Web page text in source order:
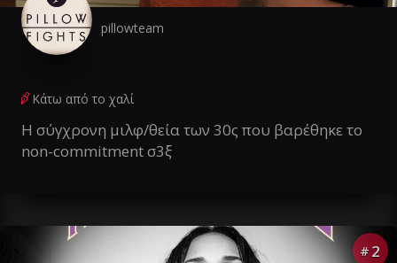
pillowteam
Κάτω από το χαλί
Η σύγχρονη μιλφ/θεία των 30ς που βαρέθηκε το
non-commitment σ3ξ
# 2